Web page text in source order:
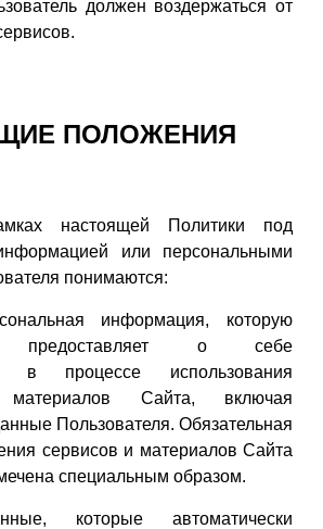
должен воздержаться от
ПОЛОЖЕНИЯ
настоящей Политики под
или персональными
понимаются:
информация, которую
предоставляет о себе
в процессе использования
Сайта, включая
Пользователя. Обязательная
сервисов и материалов Сайта
специальным образом.
которые автоматически